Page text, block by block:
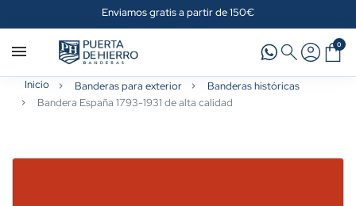
Enviamos gratis a partir de 150€
0
Inicio Banderas para exterior
Banderas históricas
Bandera España 1793-1931 de alta calidad